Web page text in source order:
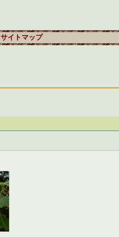
サイトマップ